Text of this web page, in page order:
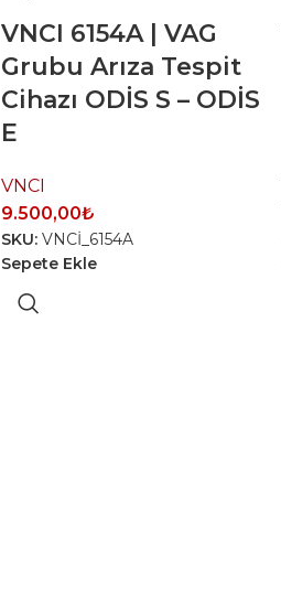
VNCI 6154A | VAG
Grubu Arıza Tespit
Cihazı ODİS S – ODİS
E
VNCI
9.500,00₺
SKU: VNCİ_6154A
Sepete Ekle